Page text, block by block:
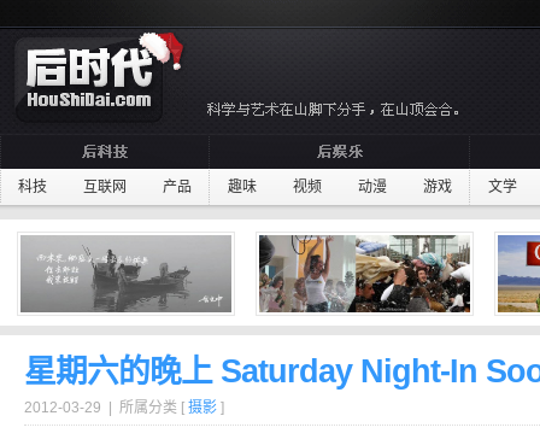
科技 互联网 产品 趣味 视频 动漫 游戏 文学
星期六的晚上 Saturday Night-In
2012-03-29 | 所属分类 [ 摄影 ]